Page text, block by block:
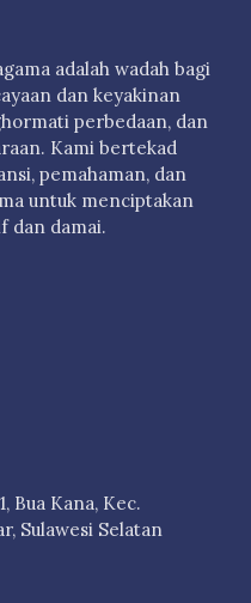
adalah wadah bagi
dan keyakinan
perbedaan, dan
Kami bertekad
pemahaman, dan
untuk menciptakan
dan damai.
Bua Kana, Kec.
Sulawesi Selatan